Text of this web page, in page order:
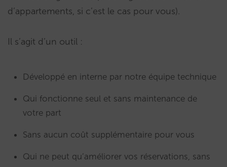
d’appartements, si c’est le cas pour vous).
Il s’agit d’un outil :
Développé en interne par notre équipe technique
Qui fonctionne seul et sans maintenance de
votre part
Sans aucun coût supplémentaire pour vous
Qui ne peut qu’améliorer vos réservations, sans